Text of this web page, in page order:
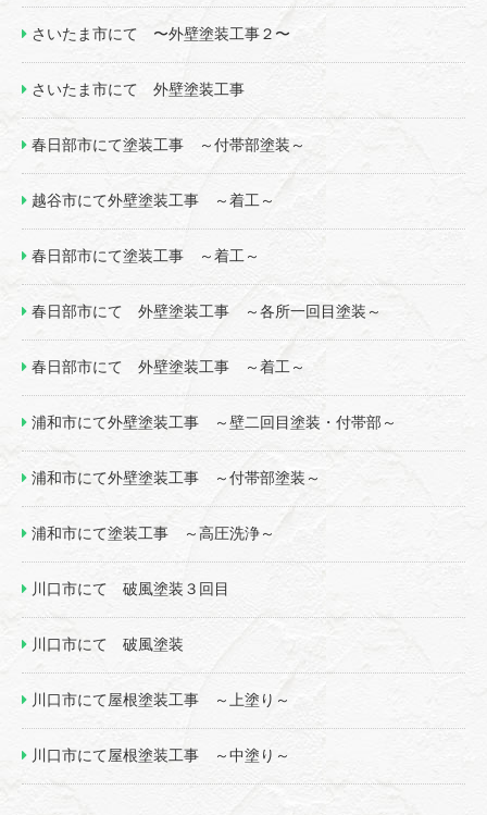
さいたま市にて 〜外壁塗装工事２〜
さいたま市にて 外壁塗装工事
春日部市にて塗装工事 ～付帯部塗装～
越谷市にて外壁塗装工事 ～着工～
春日部市にて塗装工事 ～着工～
春日部市にて 外壁塗装工事 ～各所一回目塗装～
春日部市にて 外壁塗装工事 ～着工～
浦和市にて外壁塗装工事 ～壁二回目塗装・付帯部～
浦和市にて外壁塗装工事 ～付帯部塗装～
浦和市にて塗装工事 ～高圧洗浄～
川口市にて 破風塗装３回目
川口市にて 破風塗装
川口市にて屋根塗装工事 ～上塗り～
川口市にて屋根塗装工事 ～中塗り～